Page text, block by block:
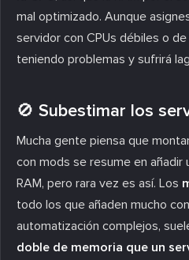
mal optimizado. Aunque
servidor con CPUs débiles o
teniendo problemas y sufrirá
🚫 Subestimar los
Mucha gente piensa que
con mods se resume en añadir
RAM, pero rara vez es así. Los
todo los que añaden mucho
automatización complejos,
doble de memoria que un